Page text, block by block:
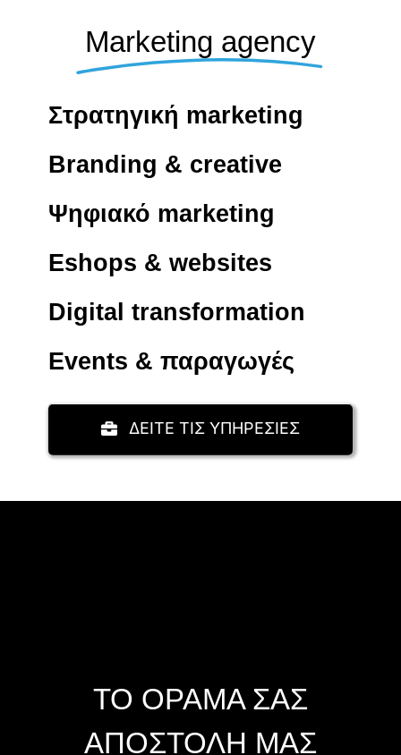
Marketing agency
Στρατηγική marketing
Branding & creative
Ψηφιακό marketing
Eshops & websites
Digital transformation
Events & παραγωγές
ΔΕΙΤΕ ΤΙΣ ΥΠΗΡΕΣΙΕΣ
ΤΟ ΟΡΑΜΑ ΣΑΣ
ΑΠΟΣΤΟΛΗ ΜΑΣ